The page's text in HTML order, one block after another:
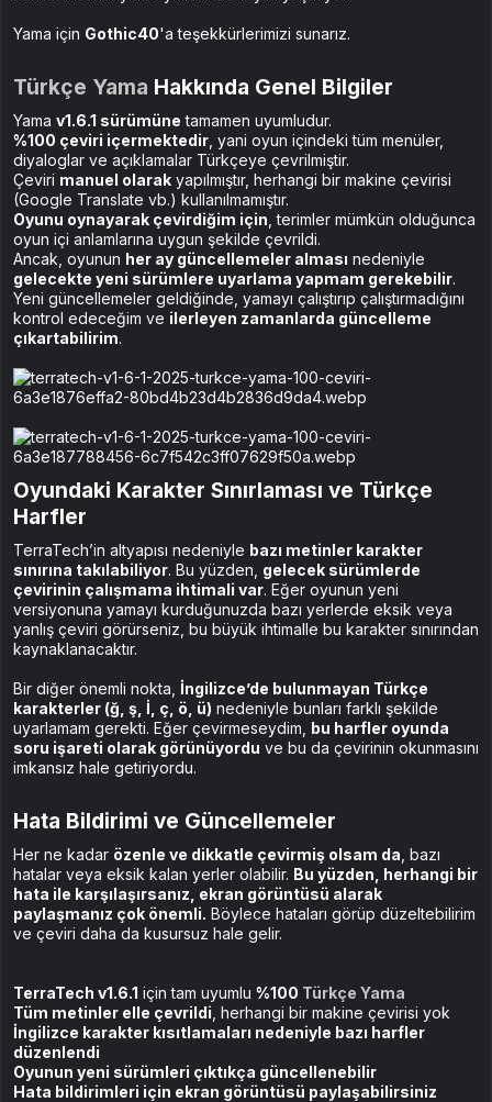
Yama için Gothic40'a teşekkürlerimizi sunarız.
Türkçe Yama Hakkında Genel Bilgiler
Yama v1.6.1 sürümüne tamamen uyumludur.
%100 çeviri içermektedir , yani oyun içindeki tüm menüler,
diyaloglar ve açıklamalar Türkçeye çevrilmiştir.
Çeviri manuel olarak yapılmıştır, herhangi bir makine çevirisi
(Google Translate vb.) kullanılmamıştır.
Oyunu oynayarak çevirdiğim için , terimler mümkün olduğunca
oyun içi anlamlarına uygun şekilde çevrildi.
Ancak, oyunun her ay güncellemeler alması nedeniyle
gelecekte yeni sürümlere uyarlama yapmam gerekebilir.
Yeni güncellemeler geldiğinde, yamayı çalıştırıp çalıştırmadığını
kontrol edeceğim ve ilerleyen zamanlarda güncelleme
çıkartabilirim.
Oyundaki Karakter Sınırlaması ve Türkçe
Harfler
TerraTech’in altyapısı nedeniyle bazı metinler karakter
sınırına takılabiliyor. Bu yüzden, gelecek sürümlerde
çevirinin çalışmama ihtimali var. Eğer oyunun yeni
versiyonuna yamayı kurduğunuzda bazı yerlerde eksik veya
yanlış çeviri görürseniz, bu büyük ihtimalle bu karakter sınırından
kaynaklanacaktır.
Bir diğer önemli nokta, İngilizce’de bulunmayan Türkçe
karakterler (ğ, ş, İ, ç, ö, ü) nedeniyle bunları farklı şekilde
uyarlamam gerekti. Eğer çevirmeseydim, bu harfler oyunda
soru işareti olarak görünüyordu ve bu da çevirinin okunmasını
imkansız hale getiriyordu.
Hata Bildirimi ve Güncellemeler
Her ne kadar özenle ve dikkatle çevirmiş olsam da , bazı
hatalar veya eksik kalan yerler olabilir. Bu yüzden, herhangi bir
hata ile karşılaşırsanız, ekran görüntüsü alarak
paylaşmanız çok önemli. Böylece hataları görüp düzeltebilirim
ve çeviri daha da kusursuz hale gelir.
TerraTech v1.6.1 için tam uyumlu %100 Türkçe Yama
Tüm metinler elle çevrildi , herhangi bir makine çevirisi yok
İngilizce karakter kısıtlamaları nedeniyle bazı harfler
düzenlendi
Oyunun yeni sürümleri çıktıkça güncellenebilir
Hata bildirimleri için ekran görüntüsü paylaşabilirsiniz